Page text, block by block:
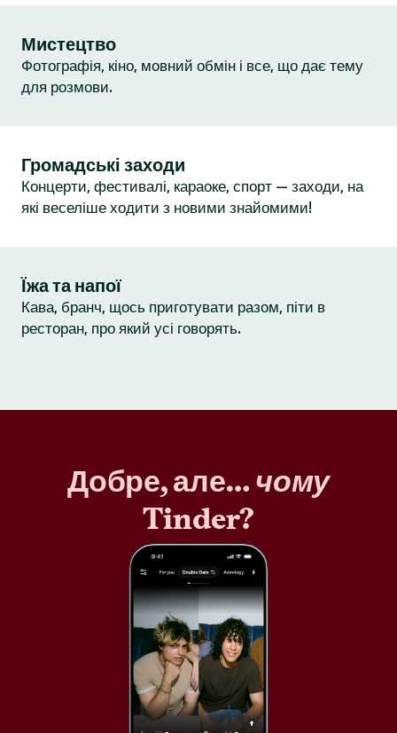
Мистецтво
Фотографія, кіно, мовний обмін і все, що дає тему
для розмови.
Громадські заходи
Концерти, фестивалі, караоке, спорт — заходи, на
які веселіше ходити з новими знайомими!
Їжа та напої
Кава, бранч, щось приготувати разом, піти в
ресторан, про який усі говорять.
Добре, але…чому
Tinder?